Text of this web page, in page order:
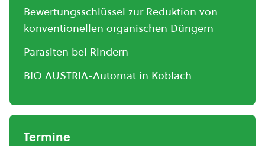
Bewertungsschlüssel zur Reduktion von
konventionellen organischen Düngern
Parasiten bei Rindern
BIO AUSTRIA-Automat in Koblach
Termine